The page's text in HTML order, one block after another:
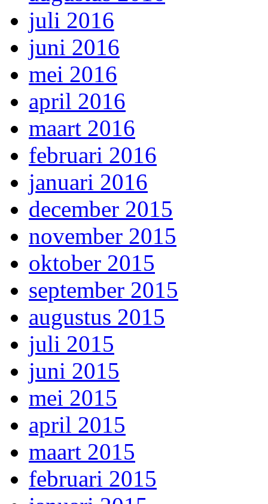
juli 2016
juni 2016
mei 2016
april 2016
maart 2016
februari 2016
januari 2016
december 2015
november 2015
oktober 2015
september 2015
augustus 2015
juli 2015
juni 2015
mei 2015
april 2015
maart 2015
februari 2015